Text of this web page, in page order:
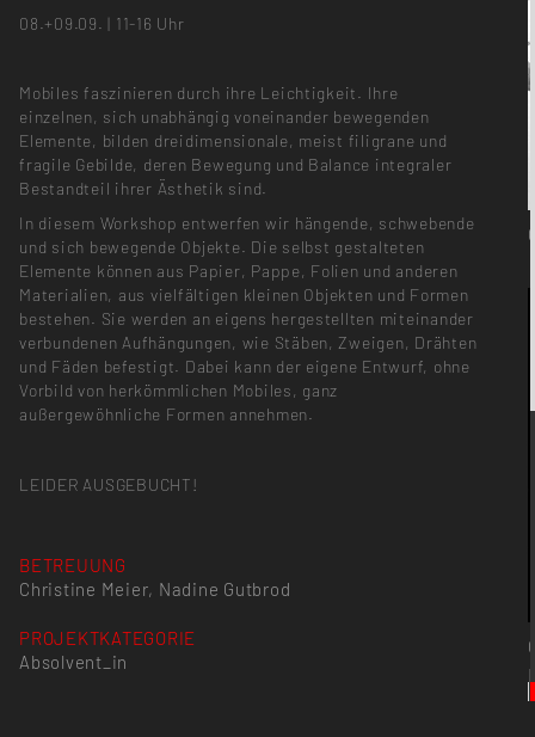
08.+09.09. | 11-16 Uhr
Mobiles faszinieren durch ihre Leichtigkeit. Ihre
einzelnen, sich unabhängig voneinander bewegenden
Elemente, bilden dreidimensionale, meist filigrane und
fragile Gebilde, deren Bewegung und Balance integraler
Bestandteil ihrer Ästhetik sind.
In diesem Workshop entwerfen wir hängende, schwebende
und sich bewegende Objekte. Die selbst gestalteten
Elemente können aus Papier, Pappe, Folien und anderen
Materialien, aus vielfältigen kleinen Objekten und Formen
bestehen. Sie werden an eigens hergestellten miteinander
verbundenen Aufhängungen, wie Stäben, Zweigen, Drähten
und Fäden befestigt. Dabei kann der eigene Entwurf, ohne
Vorbild von herkömmlichen Mobiles, ganz
außergewöhnliche Formen annehmen.
LEIDER AUSGEBUCHT!
BETREUUNG
Christine Meier, Nadine Gutbrod
PROJEKTKATEGORIE
Absolvent_in